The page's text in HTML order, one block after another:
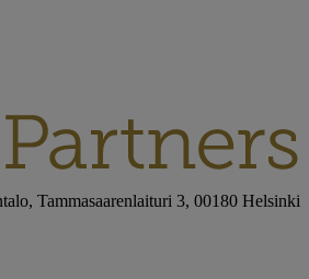
Tammasaarenlaituri 3, 00180 Helsinki